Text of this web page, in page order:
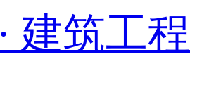
· 建筑工程